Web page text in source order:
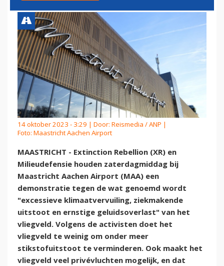
14 oktober 2023 - 3:29 | Door: Reismedia / ANP |
Foto: Maastricht Aachen Airport
MAASTRICHT - Extinction Rebellion (XR) en
Milieudefensie houden zaterdagmiddag bij
Maastricht Aachen Airport (MAA) een
demonstratie tegen de wat genoemd wordt
"excessieve klimaatvervuiling, ziekmakende
uitstoot en ernstige geluidsoverlast" van het
vliegveld. Volgens de activisten doet het
vliegveld te weinig om onder meer
stikstofuitstoot te verminderen. Ook maakt het
vliegveld veel privévluchten mogelijk, en dat